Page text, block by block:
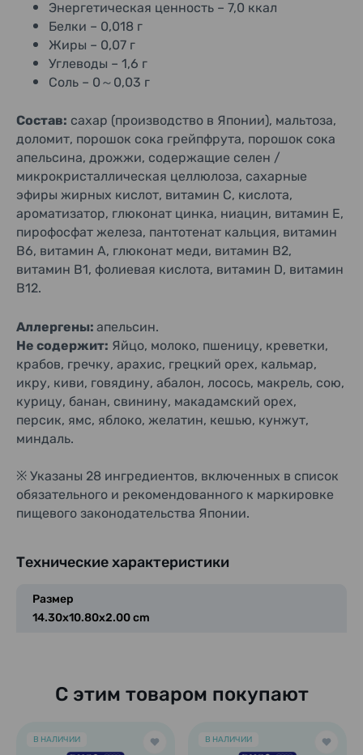
Энергетическая ценность – 7,0 ккал
Белки – 0,018 г
Жиры – 0,07 г
Углеводы – 1,6 г
Соль – 0～0,03 г
Состав: сахар (производство в Японии), мальтоза,
доломит, порошок сока грейпфрута, порошок сока
апельсина, дрожжи, содержащие селен /
микрокристаллическая целлюлоза, сахарные
эфиры жирных кислот, витамин C, кислота,
ароматизатор, глюконат цинка, ниацин, витамин E,
пирофосфат железа, пантотенат кальция, витамин
B6, витамин A, глюконат меди, витамин B2,
витамин B1, фолиевая кислота, витамин D, витамин
B12.
Аллергены: апельсин.
Не содержит: Яйцо, молоко, пшеницу, креветки,
крабов, гречку, арахис, грецкий орех, кальмар,
икру, киви, говядину, абалон, лосось, макрель, сою,
курицу, банан, свинину, макадамский орех,
персик, ямс, яблоко, желатин, кешью, кунжут,
миндаль.
※ Указаны 28 ингредиентов, включенных в список
обязательного и рекомендованного к маркировке
пищевого законодательства Японии.
Технические характеристики
Размер
14.30x10.80x2.00 cm
С этим товаром покупают
В НАЛИЧИИ В НАЛИЧИИ